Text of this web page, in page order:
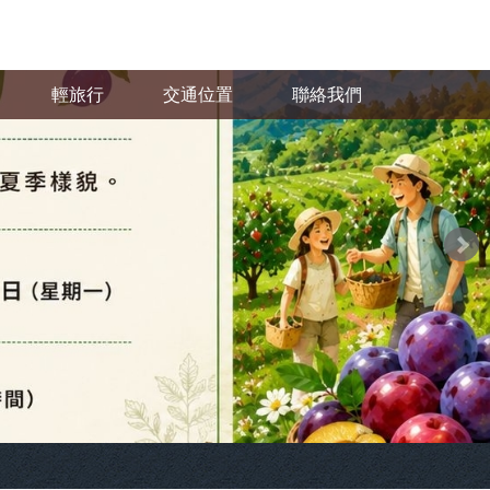
輕旅行 交通位置 聯絡我們